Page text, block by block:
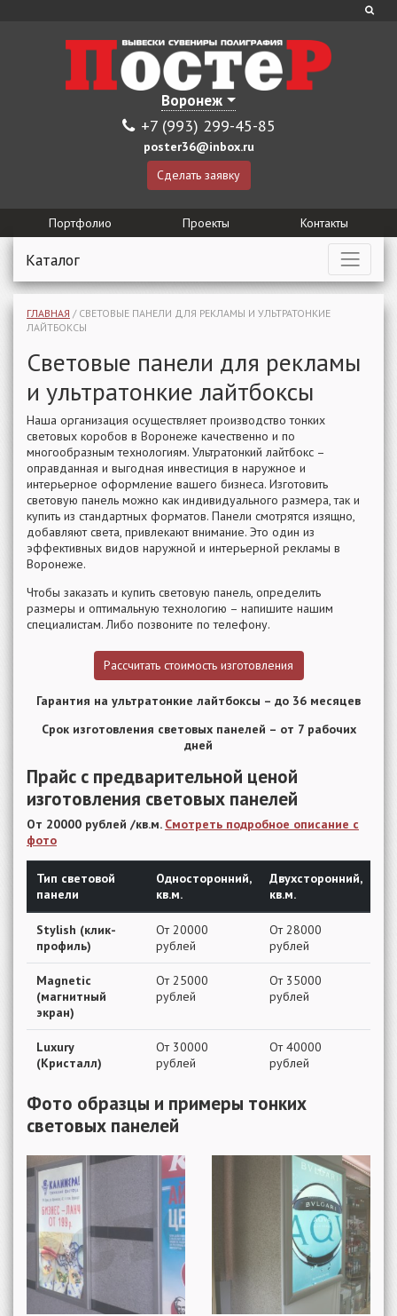
Воронеж
+7 (993) 299-45-85
poster36@inbox.ru
Сделать заявку
Портфолио Проекты Контакты
Каталог
ГЛАВНАЯ / СВЕТОВЫЕ ПАНЕЛИ ДЛЯ РЕКЛАМЫ И УЛЬТРАТОНКИЕ
ЛАЙТБОКСЫ
Световые панели для рекламы
и ультратонкие лайтбоксы
Наша организация осуществляет производство тонких
световых коробов в Воронеже качественно и по
многообразным технологиям. Ультратонкий лайтбокс –
оправданная и выгодная инвестиция в наружное и
интерьерное оформление вашего бизнеса. Изготовить
световую панель можно как индивидуального размера, так и
купить из стандартных форматов. Панели смотрятся изящно,
добавляют света, привлекают внимание. Это один из
эффективных видов наружной и интерьерной рекламы в
Воронеже.
Чтобы заказать и купить световую панель, определить
размеры и оптимальную технологию – напишите нашим
специалистам. Либо позвоните по телефону.
Рассчитать стоимость изготовления
Гарантия на ультратонкие лайтбоксы – до 36 месяцев
Срок изготовления световых панелей – от 7 рабочих
дней
Прайс с предварительной ценой
изготовления световых панелей
От 20000 рублей /кв.м. Смотреть подробное описание с
фото
Тип световой
панели
Односторонний,
кв.м.
Двухсторонний,
кв.м.
Stylish (клик-
профиль)
От 20000
рублей
От 28000
рублей
Magnetic
(магнитный
экран)
От 25000
рублей
От 35000
рублей
Luxury
(Кристалл)
От 30000
рублей
От 40000
рублей
Фото образцы и примеры тонких
световых панелей